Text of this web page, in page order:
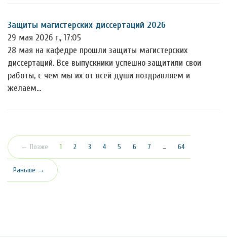
Защиты магистерских диссертаций 2026
29 мая 2026 г., 17:05
28 мая на кафедре прошли защиты магистерских
диссертаций. Все выпускники успешно защитили свои
работы, с чем мы их от всей души поздравляем и
желаем…
← Позже 1 (текущая)
2 3 4 5 6 7 … 64
Раньше →